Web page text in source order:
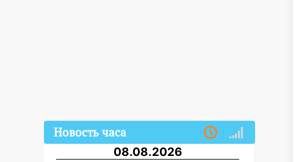
Новость часа
08.08.2026